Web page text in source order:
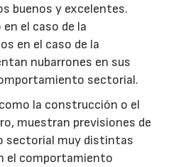
buenos y excelentes.
el caso de la
en el caso de la
nubarrones en sus
sectorial.
la construcción o el
muestran previsiones de
sectorial muy distintas
el comportamiento